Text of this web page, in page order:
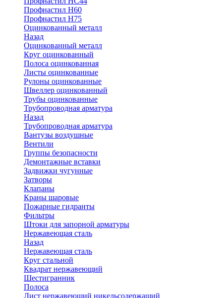
Профнастил Н60
Профнастил Н75
Оцинкованный металл
Назад
Оцинкованный металл
Круг оцинкованный
Полоса оцинкованная
Листы оцинкованные
Рулоны оцинкованные
Швеллер оцинкованный
Трубы оцинкованные
Трубопроводная арматура
Назад
Трубопроводная арматура
Вантузы воздушные
Вентили
Группы безопасности
Демонтажные вставки
Задвижки чугунные
Затворы
Клапаны
Краны шаровые
Пожарные гидранты
Фильтры
Штоки для запорной арматуры
Нержавеющая сталь
Назад
Нержавеющая сталь
Круг стальной
Квадрат нержавеющий
Шестигранник
Полоса
Лист нержавеющий никельсодержащий